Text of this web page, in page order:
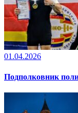
01.04.2026
Подполковник